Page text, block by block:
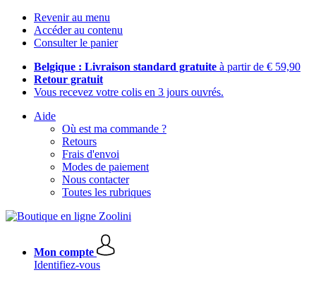
Revenir au menu
Accéder au contenu
Consulter le panier
Belgique : Livraison standard gratuite à partir de € 59,90
Retour gratuit
Vous recevez votre colis en 3 jours ouvrés.
Aide
Où est ma commande ?
Retours
Frais d'envoi
Modes de paiement
Nous contacter
Toutes les rubriques
Mon compte
Identifiez-vous